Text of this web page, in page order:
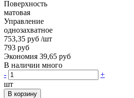
Поверхность
матовая
Управление
однозахватное
753,35 руб /шт
793 руб
Экономия 39,65 руб
В наличии много
-
+
шт
В корзину